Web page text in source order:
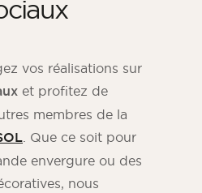
vos réalisations sur
et profitez de
membres de la
. Que ce soit pour
envergure ou des
nous